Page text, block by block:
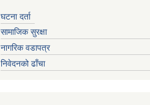
घटना दर्ता
सामाजिक सुरक्षा
नागरिक वडापत्र
निवेदनको ढाँचा